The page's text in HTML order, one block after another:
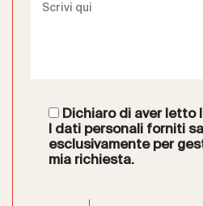
Dichiaro di aver letto
I dati personali forniti
esclusivamente per
mia richiesta.